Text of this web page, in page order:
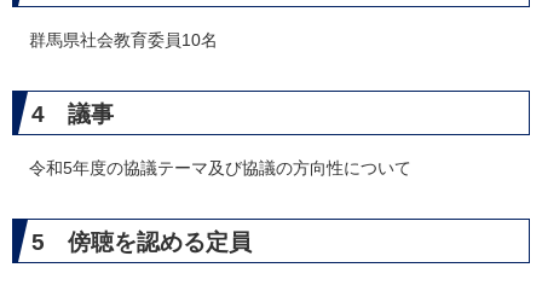
群馬県社会教育委員10名
4 議事
令和5年度の協議テーマ及び協議の方向性について
5 傍聴を認める定員